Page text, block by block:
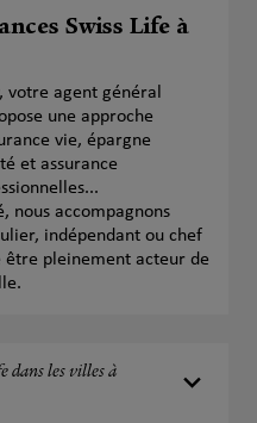
Swiss Life à
votre agent général
une approche
vie, épargne
et assurance
nous accompagnons
indépendant ou chef
pleinement acteur de
dans les villes à